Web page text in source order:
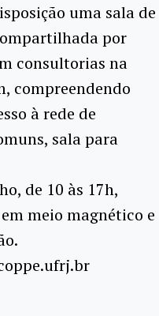
uma sala de
por
consultorias na
compreendendo
à rede de
sala para
de 10 às 17h,
meio magnético e